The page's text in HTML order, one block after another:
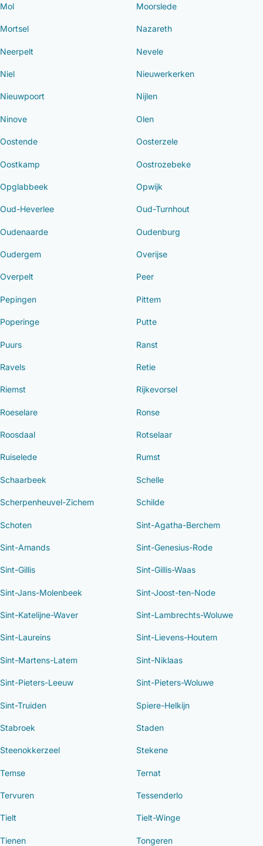
Mol Moorslede
Mortsel Nazareth
Neerpelt Nevele
Niel Nieuwerkerken
Nieuwpoort Nijlen
Ninove Olen
Oostende Oosterzele
Oostkamp Oostrozebeke
Opglabbeek Opwijk
Oud-Heverlee Oud-Turnhout
Oudenaarde Oudenburg
Oudergem Overijse
Overpelt Peer
Pepingen Pittem
Poperinge Putte
Puurs Ranst
Ravels Retie
Riemst Rijkevorsel
Roeselare Ronse
Roosdaal Rotselaar
Ruiselede Rumst
Schaarbeek Schelle
Scherpenheuvel-Zichem Schilde
Schoten Sint-Agatha-Berchem
Sint-Amands Sint-Genesius-Rode
Sint-Gillis Sint-Gillis-Waas
Sint-Jans-Molenbeek Sint-Joost-ten-Node
Sint-Katelijne-Waver Sint-Lambrechts-Woluwe
Sint-Laureins Sint-Lievens-Houtem
Sint-Martens-Latem Sint-Niklaas
Sint-Pieters-Leeuw Sint-Pieters-Woluwe
Sint-Truiden Spiere-Helkijn
Stabroek Staden
Steenokkerzeel Stekene
Temse Ternat
Tervuren Tessenderlo
Tielt Tielt-Winge
Tienen Tongeren